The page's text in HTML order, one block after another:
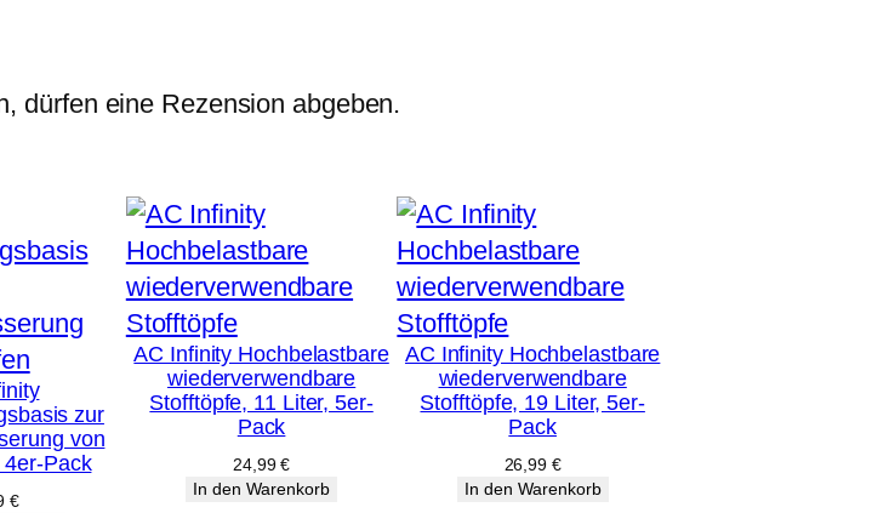
dürfen eine Rezension abgeben.
zur
von
4er-Pack
€
AC Infinity Hochbelastbare
wiederverwendbare
Stofftöpfe, 11 Liter, 5er-
Pack
24,99€
In den Warenkorb
AC Infinity Hochbelastbare
wiederverwendbare
Stofftöpfe, 19 Liter, 5er-
Pack
26,99 €
In den Warenkorb